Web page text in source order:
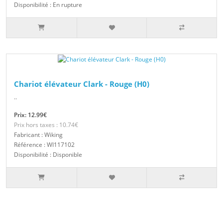
Disponibilité : En rupture
Chariot élévateur Clark - Rouge (H0)
..
Prix: 12.99€
Prix hors taxes : 10.74€
Fabricant : Wiking
Référence : WI117102
Disponibilité : Disponible